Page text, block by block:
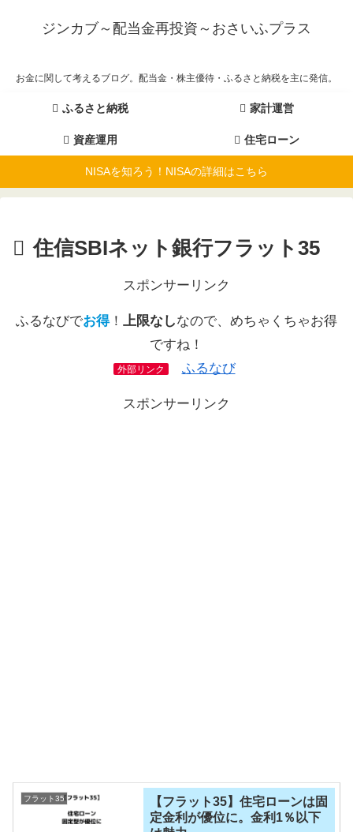
ジンカブ～配当金再投資～おさいふプラス
お金に関して考えるブログ。配当金・株主優待・ふるさと納税を主に発信。
ふるさと納税 家計運営
資産運用 住宅ローン
NISAを知ろう！NISAの詳細はこちら
住信SBIネット銀行フラット35
スポンサーリンク
ふるなびでお得！ 上限なしなので、めちゃくちゃお得
ですね！
外部リンク ふるなび
スポンサーリンク
フラット35
【フラット35】住宅ローンは固
定金利が優位に。金利1％以下